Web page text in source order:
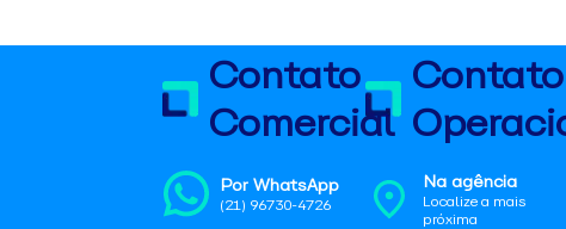
Contato
Comercial
Por WhatsApp
(21) 96730-4726
Contato
Na agência
Localize a mais
próxima